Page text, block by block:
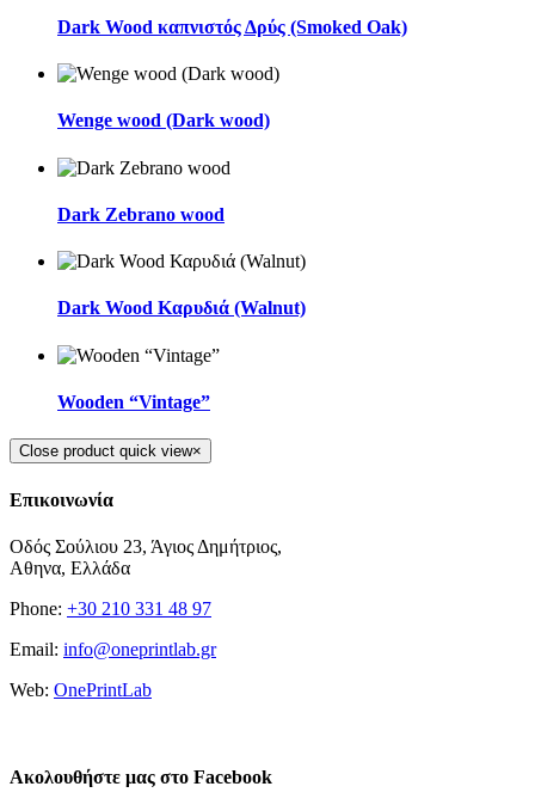
Dark Wood καπνιστός Δρύς (Smoked Oak)
Wenge wood (Dark wood)
Dark Zebrano wood
Dark Wood Καρυδιά (Walnut)
Wooden “Vintage”
Close product quick view×
Επικοινωνία
Οδός Σούλιου 23, Άγιος Δημήτριος,
Αθηνα, Ελλάδα
Phone: +30 210 331 48 97
Email: info@oneprintlab.gr
Web: OnePrintLab
Ακολουθήστε μας στο Facebook